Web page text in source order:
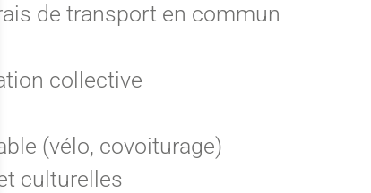
de transport en commun
collective
(vélo, covoiturage)
culturelles